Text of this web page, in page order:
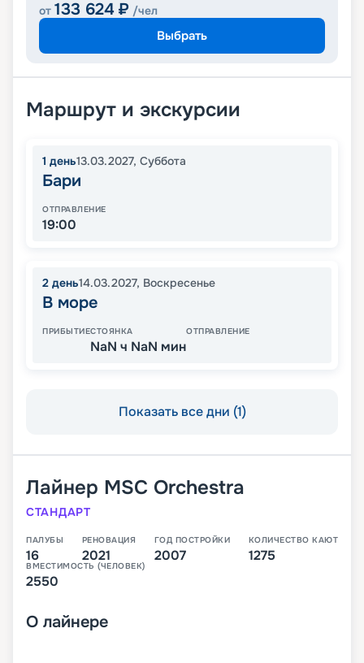
от 133 624 ₽ /чел
Выбрать
Маршрут и экскурсии
1 день13.03.2027, Суббота
Бари
ОТПРАВЛЕНИЕ
19:00
2 день14.03.2027, Воскресенье
В море
ПРИБЫТИЕСТОЯНКА
NaN ч NaN мин
ОТПРАВЛЕНИЕ
Показать все дни (1)
Лайнер MSC Orchestra
СТАНДАРТ
ПАЛУБЫ
16
РЕНОВАЦИЯ
2021
ГОД ПОСТРОЙКИ
2007
КОЛИЧЕСТВО КАЮТ
1275
ВМЕСТИМОСТЬ (ЧЕЛОВЕК)
2550
О лайнере